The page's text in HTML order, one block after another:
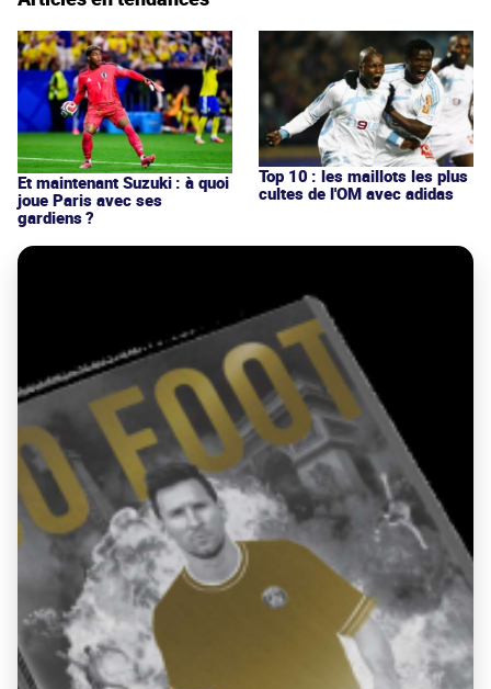
Et maintenant Suzuki : à quoi
joue Paris avec ses
gardiens ?
Top 10 : les maillots les plus
cultes de l'OM avec adidas